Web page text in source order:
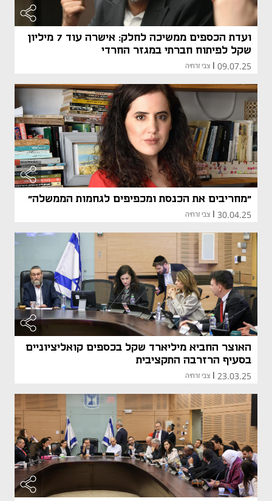
ועדת הכספים ממשיכה לחלק: אישרה עוד 7 מיליון
שקל לפיתוח חברתי במגזר החרדי
09.07.25 צבי זרחיה
"מחריבים את הכנסת ומכפיפים לגחמות הממשלה"
30.04.25 צבי זרחיה
האוצר החביא מיליארד שקל בכספים קואליציוניים
בסעיף הרזרבה התקציבית
23.03.25 צבי זרחיה